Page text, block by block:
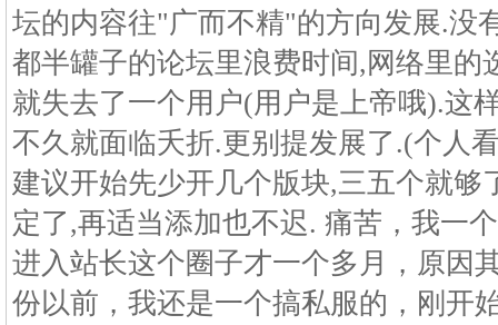
坛的内容往"广而不精"的方向发展.没
都半罐子的论坛里浪费时间,网络里的
就失去了一个用户(用户是上帝哦).这
不久就面临夭折.更别提发展了.(个人
建议开始先少开几个版块,三五个就够
定了,再适当添加也不迟. 痛苦，我一
进入站长这个圈子才一个多月，原因
份以前，我还是一个搞私服的，刚开